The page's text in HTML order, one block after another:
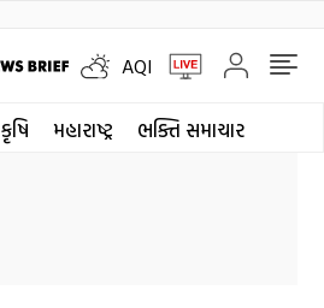
AQI
કૃષિ મહારાષ્ટ્ર ભક્તિ સમાચાર